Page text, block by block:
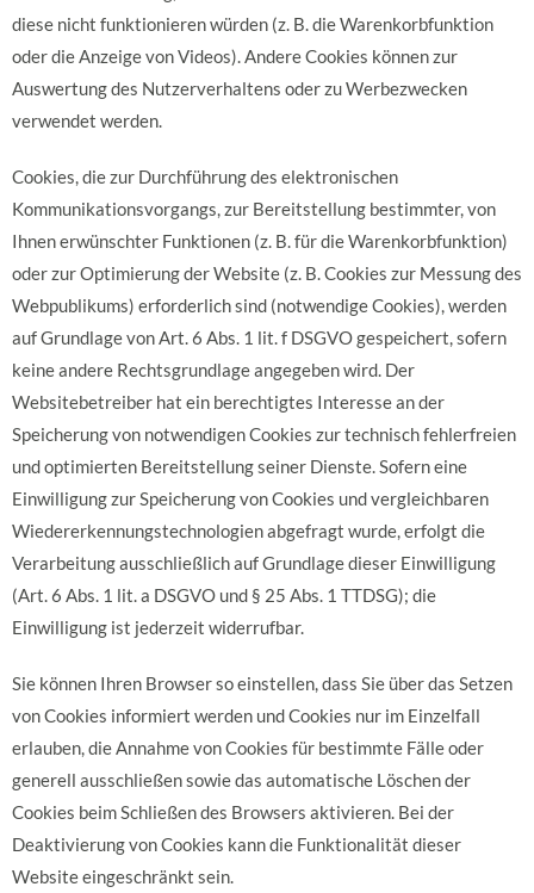
diese nicht funktionieren würden (z. B. die Warenkorbfunktion
oder die Anzeige von Videos). Andere Cookies können zur
Auswertung des Nutzerverhaltens oder zu Werbezwecken
verwendet werden.
Cookies, die zur Durchführung des elektronischen
Kommunikationsvorgangs, zur Bereitstellung bestimmter, von
Ihnen erwünschter Funktionen (z. B. für die Warenkorbfunktion)
oder zur Optimierung der Website (z. B. Cookies zur Messung des
Webpublikums) erforderlich sind (notwendige Cookies), werden
auf Grundlage von Art. 6 Abs. 1 lit. f DSGVO gespeichert, sofern
keine andere Rechtsgrundlage angegeben wird. Der
Websitebetreiber hat ein berechtigtes Interesse an der
Speicherung von notwendigen Cookies zur technisch fehlerfreien
und optimierten Bereitstellung seiner Dienste. Sofern eine
Einwilligung zur Speicherung von Cookies und vergleichbaren
Wiedererkennungstechnologien abgefragt wurde, erfolgt die
Verarbeitung ausschließlich auf Grundlage dieser Einwilligung
(Art. 6 Abs. 1 lit. a DSGVO und § 25 Abs. 1 TTDSG); die
Einwilligung ist jederzeit widerrufbar.
Sie können Ihren Browser so einstellen, dass Sie über das Setzen
von Cookies informiert werden und Cookies nur im Einzelfall
erlauben, die Annahme von Cookies für bestimmte Fälle oder
generell ausschließen sowie das automatische Löschen der
Cookies beim Schließen des Browsers aktivieren. Bei der
Deaktivierung von Cookies kann die Funktionalität dieser
Website eingeschränkt sein.